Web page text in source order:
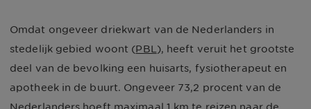
Omdat ongeveer driekwart van de Nederlanders in
stedelijk gebied woont (PBL ), heeft veruit het grootste
deel van de bevolking een huisarts, fysiotherapeut en
apotheek in de buurt. Ongeveer 73,2 procent van de